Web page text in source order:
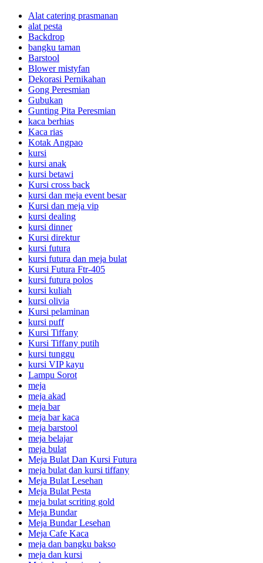
Alat catering prasmanan
alat pesta
Backdrop
bangku taman
Barstool
Blower mistyfan
Dekorasi Pernikahan
Gong Peresmian
Gubukan
Gunting Pita Peresmian
kaca berhias
Kaca rias
Kotak Angpao
kursi
kursi anak
kursi betawi
Kursi cross back
kursi dan meja event besar
Kursi dan meja vip
kursi dealing
kursi dinner
Kursi direktur
kursi futura
kursi futura dan meja bulat
Kursi Futura Ftr-405
kursi futura polos
kursi kuliah
kursi olivia
Kursi pelaminan
kursi puff
Kursi Tiffany
Kursi Tiffany putih
kursi tunggu
kursi VIP kayu
Lampu Sorot
meja
meja akad
meja bar
meja bar kaca
meja barstool
meja belajar
meja bulat
Meja Bulat Dan Kursi Futura
meja bulat dan kursi tiffany
Meja Bulat Lesehan
Meja Bulat Pesta
meja bulat scriting gold
Meja Bundar
Meja Bundar Lesehan
Meja Cafe Kaca
meja dan bangku bakso
meja dan kursi